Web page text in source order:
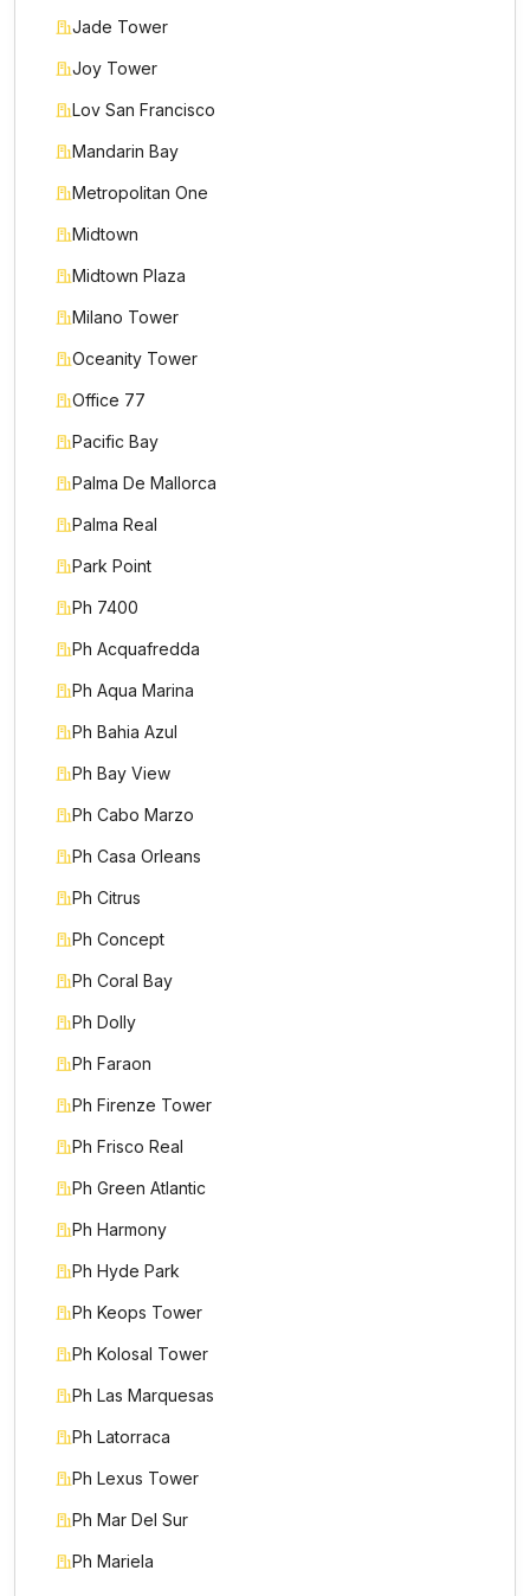
Jade Tower
Joy Tower
Lov San Francisco
Mandarin Bay
Metropolitan One
Midtown
Midtown Plaza
Milano Tower
Oceanity Tower
Office 77
Pacific Bay
Palma De Mallorca
Palma Real
Park Point
Ph 7400
Ph Acquafredda
Ph Aqua Marina
Ph Bahia Azul
Ph Bay View
Ph Cabo Marzo
Ph Casa Orleans
Ph Citrus
Ph Concept
Ph Coral Bay
Ph Dolly
Ph Faraon
Ph Firenze Tower
Ph Frisco Real
Ph Green Atlantic
Ph Harmony
Ph Hyde Park
Ph Keops Tower
Ph Kolosal Tower
Ph Las Marquesas
Ph Latorraca
Ph Lexus Tower
Ph Mar Del Sur
Ph Mariela